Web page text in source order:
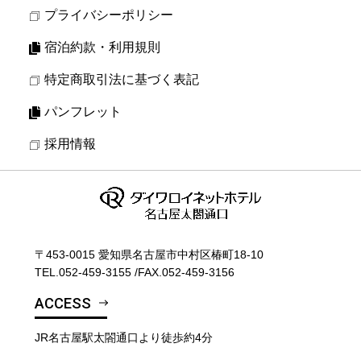
プライバシーポリシー
宿泊約款・利用規則
特定商取引法に基づく表記
パンフレット
採用情報
〒453-0015 愛知県名古屋市中村区椿町18-10
TEL.052-459-3155 /FAX.052-459-3156
ACCESS
JR名古屋駅太閤通口より徒歩約4分